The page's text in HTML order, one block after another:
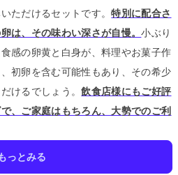
ただけるセットです。特別に配合さ
は、その味わい深さが自慢。小ぶり
感の卵黄と白身が、料理やお菓子作
、初卵を含む可能性もあり、その希少
けるでしょう。飲食店様にもご好評
、ご家庭はもちろん、大勢でのご利
っとみる